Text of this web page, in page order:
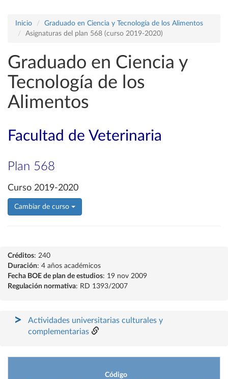
Inicio
Graduado en Ciencia y Tecnología de los Alimentos
Asignaturas del plan 568 (curso 2019-2020)
Graduado en Ciencia y
Tecnología de los
Alimentos
Facultad de Veterinaria
Plan 568
Curso 2019-2020
Cambiar de curso
Créditos: 240
Duración: 4 años académicos
Fecha BOE de plan de estudios: 19 nov 2009
Regulación normativa: RD 1393/2007
Actividades universitarias culturales y
complementarias
Código